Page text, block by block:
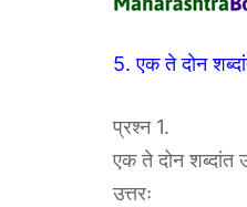
5. एक ते दोन
प्रश्न 1.
एक ते दोन शब्दांत
उत्तरः